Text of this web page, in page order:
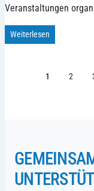
Veranstaltungen
Weiterlesen
1 2